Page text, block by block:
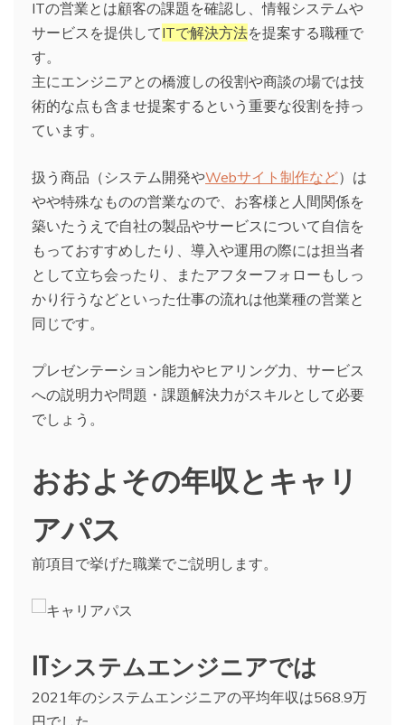
ITの営業とは顧客の課題を確認し、情報システムや
サービスを提供してITで解決方法を提案する職種で
す。
主にエンジニアとの橋渡しの役割や商談の場では技
術的な点も含ませ提案するという重要な役割を持っ
ています。
扱う商品（システム開発やWebサイト制作など）は
やや特殊なものの営業なので、お客様と人間関係を
築いたうえで自社の製品やサービスについて自信を
もっておすすめしたり、導入や運用の際には担当者
として立ち会ったり、またアフターフォローもしっ
かり行うなどといった仕事の流れは他業種の営業と
同じです。
プレゼンテーション能力やヒアリング力、サービス
への説明力や問題・課題解決力がスキルとして必要
でしょう。
おおよその年収とキャリ
アパス
前項目で挙げた職業でご説明します。
ITシステムエンジニアでは
2021年のシステムエンジニアの平均年収は568.9万
円でした。